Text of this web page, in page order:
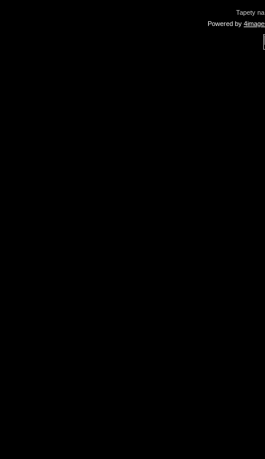
Tapety
Powered by